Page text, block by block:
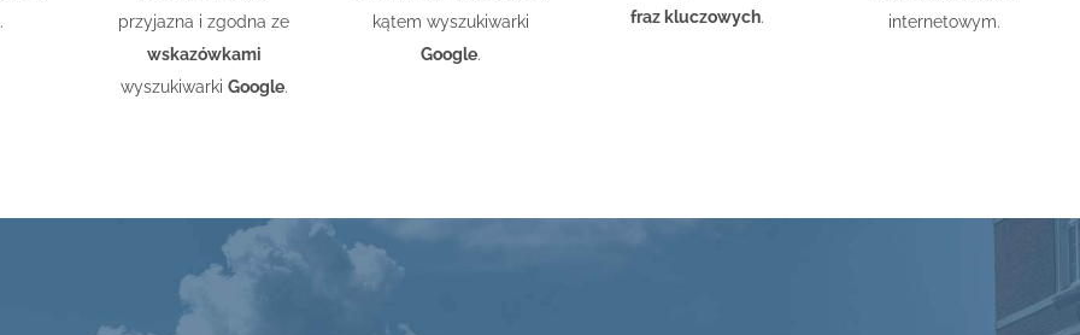
przyjazna i zgodna ze
wskazówkami
wyszukiwarki Google.
kątem wyszukiwarki
Google.
fraz kluczowych.
internetowym.